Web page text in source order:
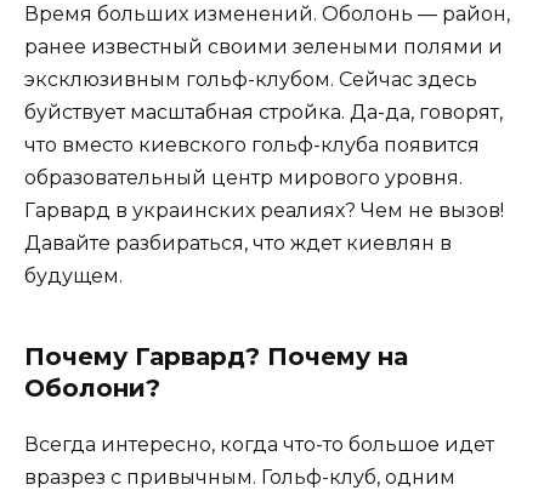
Время больших изменений. Оболонь — район,
ранее известный своими зелеными полями и
эксклюзивным гольф-клубом. Сейчас здесь
буйствует масштабная стройка. Да-да, говорят,
что вместо киевского гольф-клуба появится
образовательный центр мирового уровня.
Гарвард в украинских реалиях? Чем не вызов!
Давайте разбираться, что ждет киевлян в
будущем.
Почему Гарвард? Почему на
Оболони?
Всегда интересно, когда что-то большое идет
вразрез с привычным. Гольф-клуб, одним